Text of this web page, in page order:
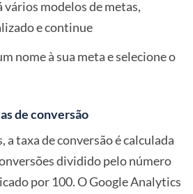
vários modelos de metas,
e continue
nome à sua meta e selecione o
de conversão
a taxa de conversão é calculada
dividido pelo número
por 100. O Google Analytics